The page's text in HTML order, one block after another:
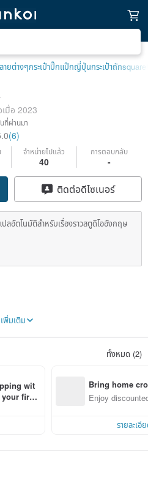
ายต่างๆกระเป๋าปิ๊กแป๊กญี่ปุ่นกระเป๋าถัก
เมื่อ 2023
ที่ผ่านมา
(6)
จำหน่ายไปแล้ว
40
การตอบกลับ
-
ติดต่อดีไซเนอร์
ลอัตโนมัติสำหรับเรื่องราวสตูดิโออังกฤษ
where manufacturing factories have
in Seongsu-dong for a long time.
with your life for a long time.”
พิ่มเติม
ทั้งหมด (2)
wit
first
Bring home
n with ease
Enjoy
รายละเอี